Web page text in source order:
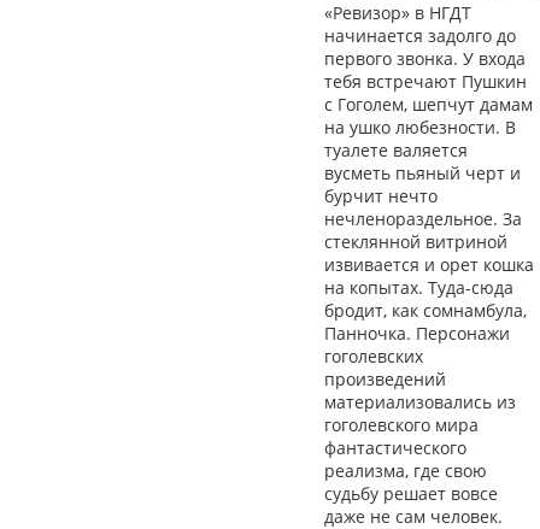
«Ревизор» в НГДТ
начинается задолго до
первого звонка. У входа
тебя встречают Пушкин
с Гоголем, шепчут дамам
на ушко любезности. В
туалете валяется
вусметь пьяный черт и
бурчит нечто
нечленораздельное. За
стеклянной витриной
извивается и орет кошка
на копытах. Туда-сюда
бродит, как сомнамбула,
Панночка. Персонажи
гоголевских
произведений
материализовались из
гоголевского мира
фантастического
реализма, где свою
судьбу решает вовсе
даже не сам человек.